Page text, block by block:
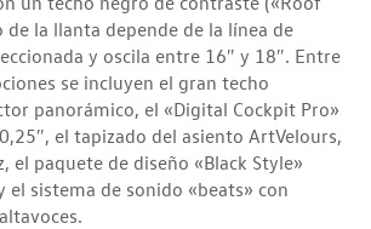
de la llanta depende de la línea de
y oscila entre 16″ y 18″. Entre
se incluyen el gran techo
panorámico, el «Digital Cockpit Pro»
el tapizado del asiento ArtVelours,
el paquete de diseño «Black Style»
el sistema de sonido «beats» con